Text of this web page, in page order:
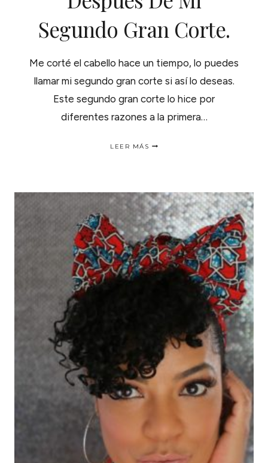
Segundo Gran Corte.
Me corté el cabello hace un tiempo, lo puedes
llamar mi segundo gran corte si así lo deseas.
Este segundo gran corte lo hice por
diferentes razones a la primera…
LEER MÁS
DE
MI
SEGUNDO
GRAN
CORTE.